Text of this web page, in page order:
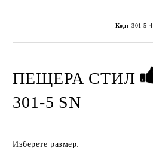
Код: 301-5-4
ПЕЩЕРА СТИЛ
301-5 SN
Изберете размер: